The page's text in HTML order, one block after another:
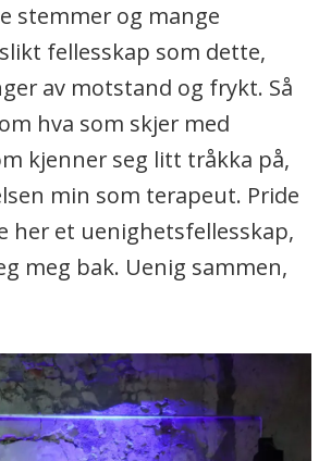
stemmer og mange
fellesskap som dette,
av motstand og frykt. Så
hva som skjer med
kjenner seg litt tråkka på,
min som terapeut. Pride
her et uenighetsfellesskap,
meg bak. Uenig sammen,